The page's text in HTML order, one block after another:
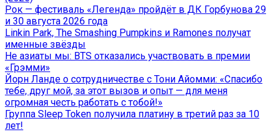
Рок — фестиваль «Легенда» пройдёт в ДК Горбунова 29
и 30 августа 2026 года
Linkin Park, The Smashing Pumpkins и Ramones получат
именные звёзды
Не азиаты мы: BTS отказались участвовать в премии
«Грэмми»
Йорн Ланде о сотрудничестве с Тони Айомми: «Спасибо
тебе, друг мой, за этот вызов и опыт — для меня
огромная честь работать с тобой!»
Группа Sleep Token получила платину в третий раз за 10
лет!